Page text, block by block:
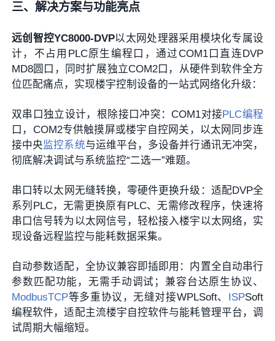
三、解决方案与功能亮点
远创智控YC8000-DVP以太网处理器采用模块化专属设
计，不占用PLC原生编程口，通过COM1口直连DVP
MD8圆口，同时扩展独立COM2口，从硬件到软件全方
位匹配痛点，实现楼宇控制设备的一站式网络化升级：
双串口独立设计，根除接口冲突：COM1对接PLC编程
口，COM2专供触摸屏或楼宇自控网关，以太网同步连
接中央监控系统与运维平台，多设备并行通讯无冲突，
彻底解决调试与系统监控“二选一”难题。
串口转以太网无缝转换，零硬件更换升级：适配DVP全
系列PLC，无需更换原有PLC、无需修改程序，快速将
串口信号转为以太网信号，轻松接入楼宇以太网络，实
现设备远程监控与能耗数据采集。
自动参数适配，全协议兼容即插即用：内置全自动串行
参数匹配功能，无需手动调试；兼容台达原生协议、
ModbusTCP等多重协议，无缝对接WPLSoft、 ISPSoft
编程软件，适配主流楼宇自控软件与能耗管理平台，调
试周期大幅缩短。